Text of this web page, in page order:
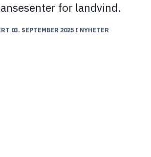
for landvind.
03. SEPTEMBER 2025I NYHETER